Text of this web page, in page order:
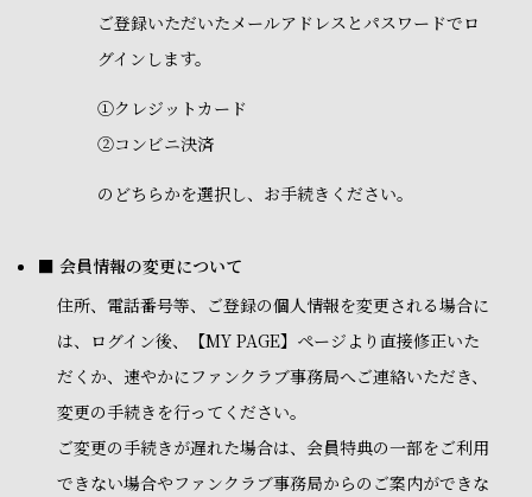
ご登録いただいたメールアドレスとパスワードでロ
グインします。
①クレジットカード
②コンビニ決済
のどちらかを選択し、お手続きください。
■ 会員情報の変更について
住所、電話番号等、ご登録の個人情報を変更される場合に
は、ログイン後、【MY PAGE】ページより直接修正いた
だくか、速やかにファンクラブ事務局へご連絡いただき、
変更の手続きを行ってください。
ご変更の手続きが遅れた場合は、会員特典の一部をご利用
できない場合やファンクラブ事務局からのご案内ができな